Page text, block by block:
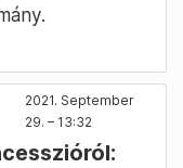
2021. September
29. – 13:32